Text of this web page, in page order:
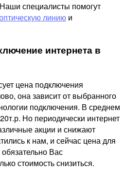
специалисты помогут
линию и
интернета в
цена подключения
она зависит от выбранного
подключения. В среднем
Но периодически интернет
акции и снижают
к нам, и сейчас цена для
Вас
стоимость снизиться.